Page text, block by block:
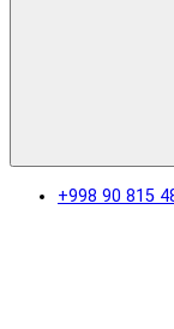
+998 90 815